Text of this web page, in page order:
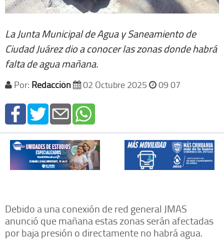
La Junta Municipal de Agua y Saneamiento de
Ciudad Juárez dio a conocer las zonas donde habrá
falta de agua mañana.
Por: Redacción 02 Octubre 2025 09 07
Debido a una conexión de red general JMAS
anunció que mañana estas zonas serán afectadas
por baja presión o directamente no habrá agua.